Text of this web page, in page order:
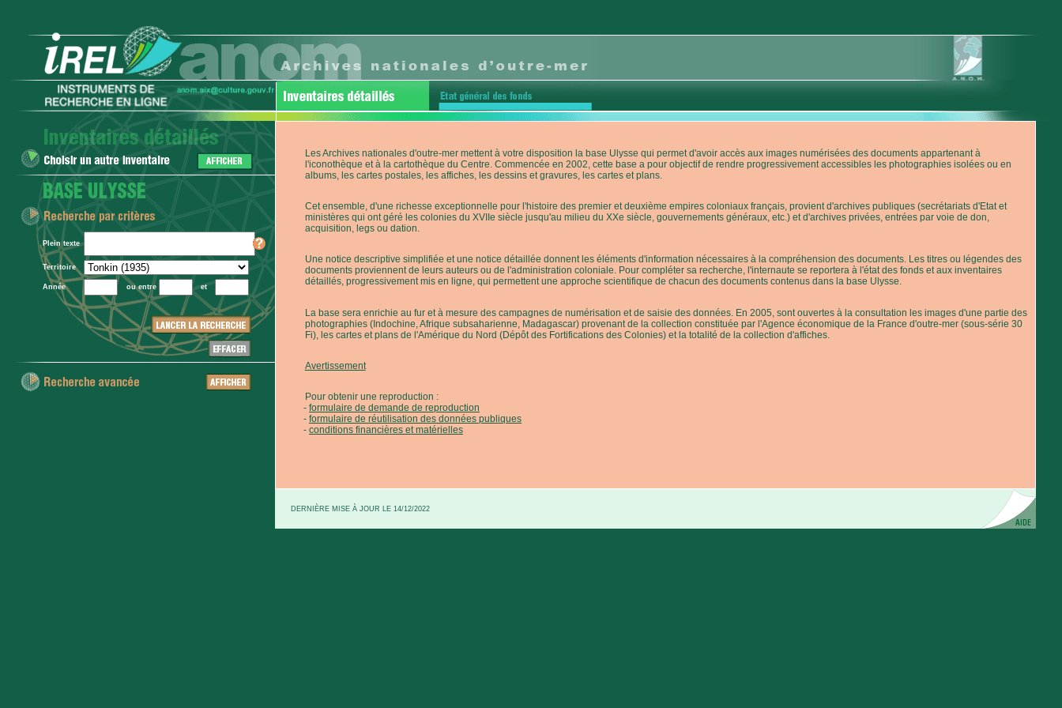
Plein texte
Territoire
Année ou entre et
Les Archives nationales d'outre-mer mettent à votre disposition la base Ulysse qui permet d'avoir accès aux images numérisées des documents appartenant à
l'iconothèque et à la cartothèque du Centre. Commencée en 2002, cette base a pour objectif de rendre progressivement accessibles les photographies isolées ou en
albums, les cartes postales, les affiches, les dessins et gravures, les cartes et plans.
Cet ensemble, d'une richesse exceptionnelle pour l'histoire des premier et deuxième empires coloniaux français, provient d'archives publiques (secrétariats d'Etat et
ministères qui ont géré les colonies du XVIIe siècle jusqu'au milieu du XXe siècle, gouvernements généraux, etc.) et d'archives privées, entrées par voie de don,
acquisition, legs ou dation.
Une notice descriptive simplifiée et une notice détaillée donnent les éléments d'information nécessaires à la compréhension des documents. Les titres ou légendes des
documents proviennent de leurs auteurs ou de l'administration coloniale. Pour compléter sa recherche, l'internaute se reportera à l'état des fonds et aux inventaires
détaillés, progressivement mis en ligne, qui permettent une approche scientifique de chacun des documents contenus dans la base Ulysse.
La base sera enrichie au fur et à mesure des campagnes de numérisation et de saisie des données. En 2005, sont ouvertes à la consultation les images d'une partie des
photographies (Indochine, Afrique subsaharienne, Madagascar) provenant de la collection constituée par l'Agence économique de la France d'outre-mer (sous-série 30
Fi), les cartes et plans de l'Amérique du Nord (Dépôt des Fortifications des Colonies) et la totalité de la collection d'affiches.
Avertissement
Pour obtenir une reproduction :
formulaire de demande de reproduction
formulaire de réutilisation des données publiques
conditions financières et matérielles
DERNIÈRE MISE À JOUR LE 14/12/2022